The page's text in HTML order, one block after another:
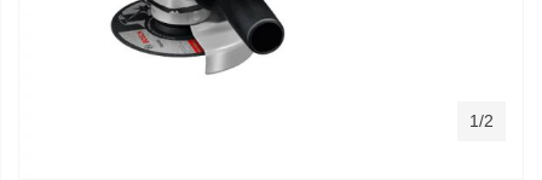
1/2